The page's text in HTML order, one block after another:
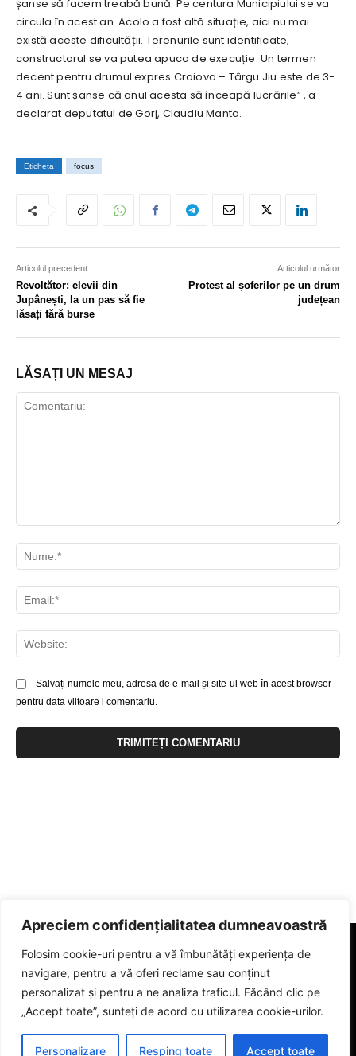
Apreciem confidențialitatea dumneavoastră
Folosim cookie-uri pentru a vă îmbunătăți experiența de
navigare, pentru a vă oferi reclame sau conținut
personalizat și pentru a ne analiza traficul. Făcând clic pe
„Accept toate”, sunteți de acord cu utilizarea cookie-urilor.
Personalizare Resping toate Accept toate
șanse să facem treabă bună. Pe centura Municipiului se va
circula în acest an. Acolo a fost altă situație, aici nu mai
există aceste dificultății. Terenurile sunt identificate,
constructorul se va putea apuca de execuție. Un termen
decent pentru drumul expres Craiova – Târgu Jiu este de 3-
4 ani. Sunt șanse că anul acesta să înceapă lucrările” , a
declarat deputatul de Gorj, Claudiu Manta.
Eticheta focus
Articolul precedent
Revoltător: elevii din
Jupânești, la un pas să fie
lăsați fără burse
Articolul următor
Protest al șoferilor pe un drum
județean
LĂSAȚI UN MESAJ
Salvați numele meu, adresa de e-mail și site-ul web în acest browser
pentru data viitoare i comentariu.
© 2023 eGorj.ro. Toate drepturile sunt rezervate.